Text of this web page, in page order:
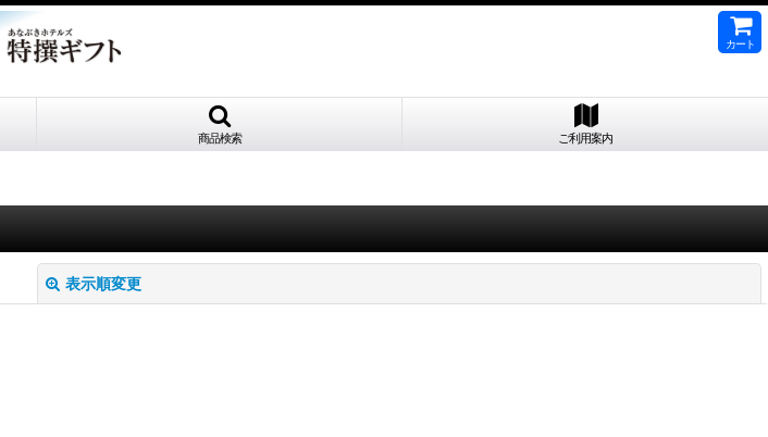
カート
商品検索 ご利用案内
表示順変更